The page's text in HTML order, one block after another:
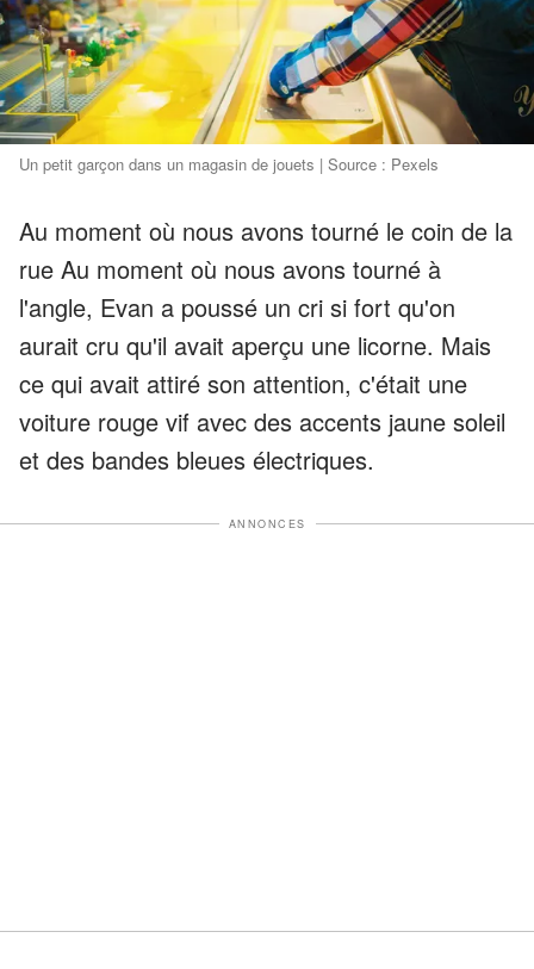
Un petit garçon dans un magasin de jouets | Source : Pexels
Au moment où nous avons tourné le coin de la
rue Au moment où nous avons tourné à
l'angle, Evan a poussé un cri si fort qu'on
aurait cru qu'il avait aperçu une licorne. Mais
ce qui avait attiré son attention, c'était une
voiture rouge vif avec des accents jaune soleil
et des bandes bleues électriques.
ANNONCES